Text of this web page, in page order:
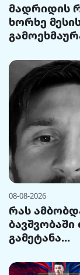
მადრიდის
ხორხე
08-08-2026
რას
გამეტანა...